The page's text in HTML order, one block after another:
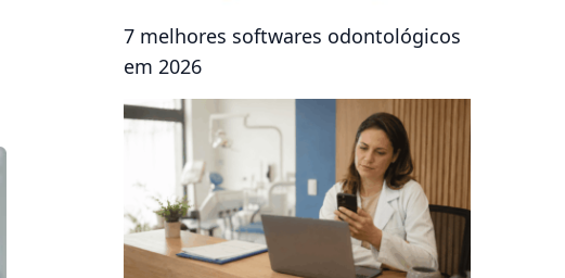
7 melhores softwares odontológicos
em 2026